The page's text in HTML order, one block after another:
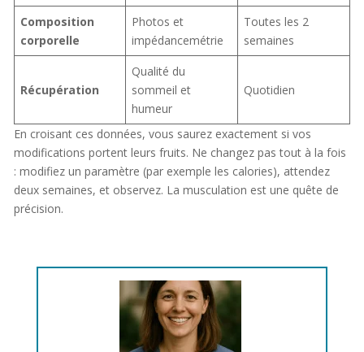
Composition
corporelle
Photos et
impédancemétrie
Toutes les 2
semaines
Récupération
Qualité du
sommeil et
humeur
Quotidien
En croisant ces données, vous saurez exactement si vos
modifications portent leurs fruits. Ne changez pas tout à la fois
: modifiez un paramètre (par exemple les calories), attendez
deux semaines, et observez. La musculation est une quête de
précision.